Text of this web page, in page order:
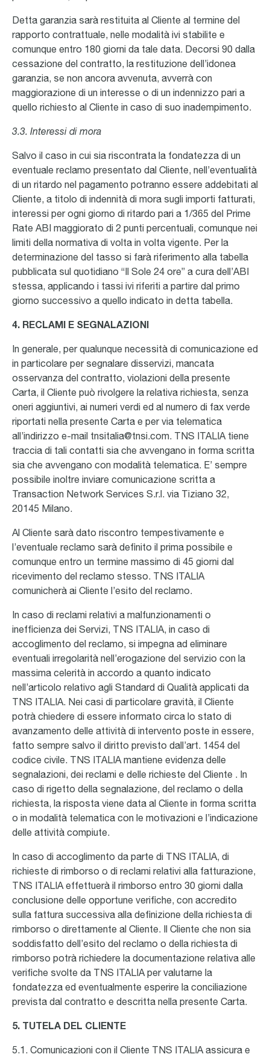
Detta garanzia sarà restituita al Cliente al termine del
rapporto contrattuale, nelle modalità ivi stabilite e
comunque entro 180 giorni da tale data. Decorsi 90 dalla
cessazione del contratto, la restituzione dell’idonea
garanzia, se non ancora avvenuta, avverrà con
maggiorazione di un interesse o di un indennizzo pari a
quello richiesto al Cliente in caso di suo inadempimento.
3.3. Interessi di mora
Salvo il caso in cui sia riscontrata la fondatezza di un
eventuale reclamo presentato dal Cliente, nell’eventualità
di un ritardo nel pagamento potranno essere addebitati al
Cliente, a titolo di indennità di mora sugli importi fatturati,
interessi per ogni giorno di ritardo pari a 1/365 del Prime
Rate ABI maggiorato di 2 punti percentuali, comunque nei
limiti della normativa di volta in volta vigente. Per la
determinazione del tasso si farà riferimento alla tabella
pubblicata sul quotidiano “Il Sole 24 ore” a cura dell’ABI
stessa, applicando i tassi ivi riferiti a partire dal primo
giorno successivo a quello indicato in detta tabella.
4. RECLAMI E SEGNALAZIONI
In generale, per qualunque necessità di comunicazione ed
in particolare per segnalare disservizi, mancata
osservanza del contratto, violazioni della presente
Carta, il Cliente può rivolgere la relativa richiesta, senza
oneri aggiuntivi, ai numeri verdi ed al numero di fax verde
riportati nella presente Carta e per via telematica
all’indirizzo e-mail tnsitalia@tnsi.com. TNS ITALIA tiene
traccia di tali contatti sia che avvengano in forma scritta
sia che avvengano con modalità telematica. E’ sempre
possibile inoltre inviare comunicazione scritta a
Transaction Network Services S.r.l. via Tiziano 32,
20145 Milano.
Al Cliente sarà dato riscontro tempestivamente e
l’eventuale reclamo sarà definito il prima possibile e
comunque entro un termine massimo di 45 giorni dal
ricevimento del reclamo stesso. TNS ITALIA
comunicherà ai Cliente l’esito del reclamo.
In caso di reclami relativi a malfunzionamenti o
inefficienza dei Servizi, TNS ITALIA, in caso di
accoglimento del reclamo, si impegna ad eliminare
eventuali irregolarità nell’erogazione del servizio con la
massima celerità in accordo a quanto indicato
nell’articolo relativo agli Standard di Qualità applicati da
TNS ITALIA. Nei casi di particolare gravità, il Cliente
potrà chiedere di essere informato circa lo stato di
avanzamento delle attività di intervento poste in essere,
fatto sempre salvo il diritto previsto dall’art. 1454 del
codice civile. TNS ITALIA mantiene evidenza delle
segnalazioni, dei reclami e delle richieste del Cliente . In
caso di rigetto della segnalazione, del reclamo o della
richiesta, la risposta viene data al Cliente in forma scritta
o in modalità telematica con le motivazioni e l’indicazione
delle attività compiute.
In caso di accoglimento da parte di TNS ITALIA, di
richieste di rimborso o di reclami relativi alla fatturazione,
TNS ITALIA effettuerà il rimborso entro 30 giorni dalla
conclusione delle opportune verifiche, con accredito
sulla fattura successiva alla definizione della richiesta di
rimborso o direttamente al Cliente. Il Cliente che non sia
soddisfatto dell’esito del reclamo o della richiesta di
rimborso potrà richiedere la documentazione relativa alle
verifiche svolte da TNS ITALIA per valutarne la
fondatezza ed eventualmente esperire la conciliazione
prevista dal contratto e descritta nella presente Carta.
5. TUTELA DEL CLIENTE
5.1. Comunicazioni con il Cliente TNS ITALIA assicura e